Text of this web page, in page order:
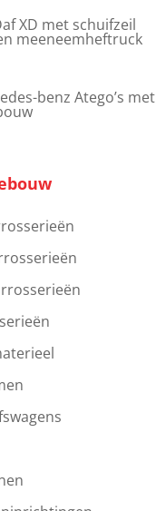
XD met schuifzeil
meeneemheftruck
benz Atego’s met